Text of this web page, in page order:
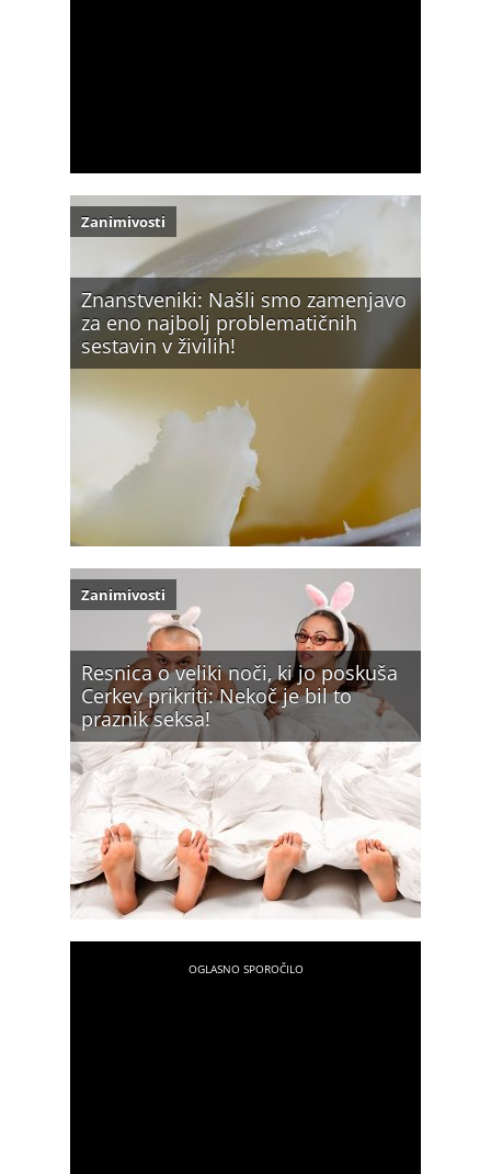
Znanstveniki: Našli smo zamenjavo
za eno najbolj problematičnih
sestavin v živilih!
Zanimivosti
Resnica o veliki noči, ki jo poskuša
Cerkev prikriti: Nekoč je bil to
praznik seksa!
Zanimivosti